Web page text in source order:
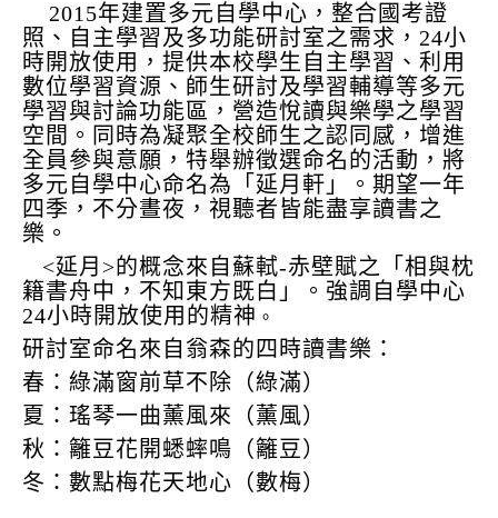
2015年建置多元自學中心，整合國考證
照、自主學習及多功能研討室之需求，24小
時開放使用，提供本校學生自主學習、利用
數位學習資源、師生研討及學習輔導等多元
學習與討論功能區，營造悅讀與樂學之學習
空間。同時為凝聚全校師生之認同感，增進
全員參與意願，特舉辦徵選命名的活動，將
多元自學中心命名為「延月軒」。期望一年
四季，不分晝夜，視聽者皆能盡享讀書之
樂。
<延月>的概念來自蘇軾-赤壁賦之「相與枕
籍書舟中，不知東方既白」。強調自學中心
24小時開放使用的精神 。
研討室命名來自翁森的四時讀書樂：
春：綠滿窗前草不除（綠滿）
夏：瑤琴一曲薰風來（薰風）
秋：籬豆花開蟋蟀鳴（籬豆）
冬：數點梅花天地心（數梅）